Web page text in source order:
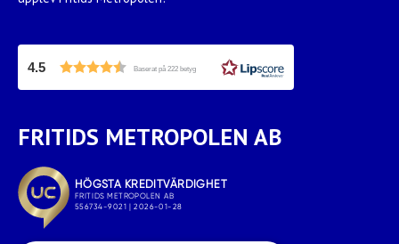
4.5 Baserat på 222 betyg
FRITIDS METROPOLEN AB